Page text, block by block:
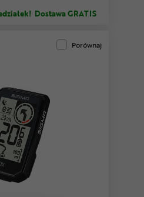
Dostawa GRATIS
Porównaj